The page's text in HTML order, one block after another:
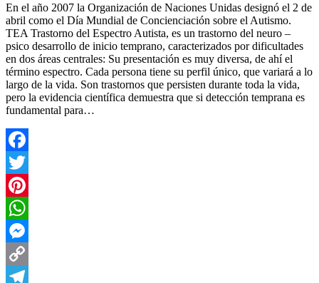
En el año 2007 la Organización de Naciones Unidas designó el 2 de
abril como el Día Mundial de Concienciación sobre el Autismo.
TEA Trastorno del Espectro Autista, es un trastorno del neuro –
psico desarrollo de inicio temprano, caracterizados por dificultades
en dos áreas centrales: Su presentación es muy diversa, de ahí el
término espectro. Cada persona tiene su perfil único, que variará a lo
largo de la vida. Son trastornos que persisten durante toda la vida,
pero la evidencia científica demuestra que si detección temprana es
fundamental para…
Facebook
Twitter
Pinterest
WhatsApp
Messenger
Copy